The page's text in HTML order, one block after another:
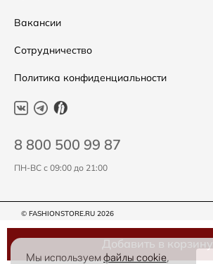
Добавить в корзину
Вакансии
Сотрудничество
Политика конфиденциальности
8 800 500 99 87
ПН-ВС с 09:00 до 21:00
© FASHIONSTORE.RU 2026
Мы используемфайлы cookie